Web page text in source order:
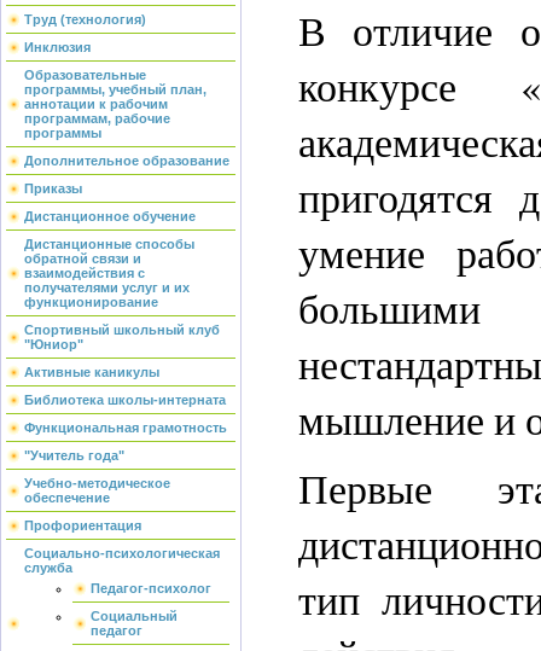
Труд (технология)
Инклюзия
Образовательные
программы, учебный план,
аннотации к рабочим
программам, рабочие
программы
Дополнительное образование
Приказы
Дистанционное обучение
Дистанционные способы
обратной связи и
взаимодействия с
получателями услуг и их
функционирование
Спортивный школьный клуб
"Юниор"
Активные каникулы
Библиотека школы-интерната
Функциональная грамотность
"Учитель года"
Учебно-методическое
обеспечение
Профориентация
Социально-психологическая
служба
Педагог-психолог
Социальный
педагог
В отличие
конкурсе
пригодятся
умение
мышление и
Первые
тип